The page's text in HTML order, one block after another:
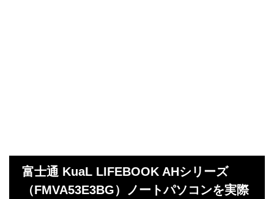
富士通 KuaL LIFEBOOK AHシリーズ
（FMVA53E3BG）ノートパソコンを実際